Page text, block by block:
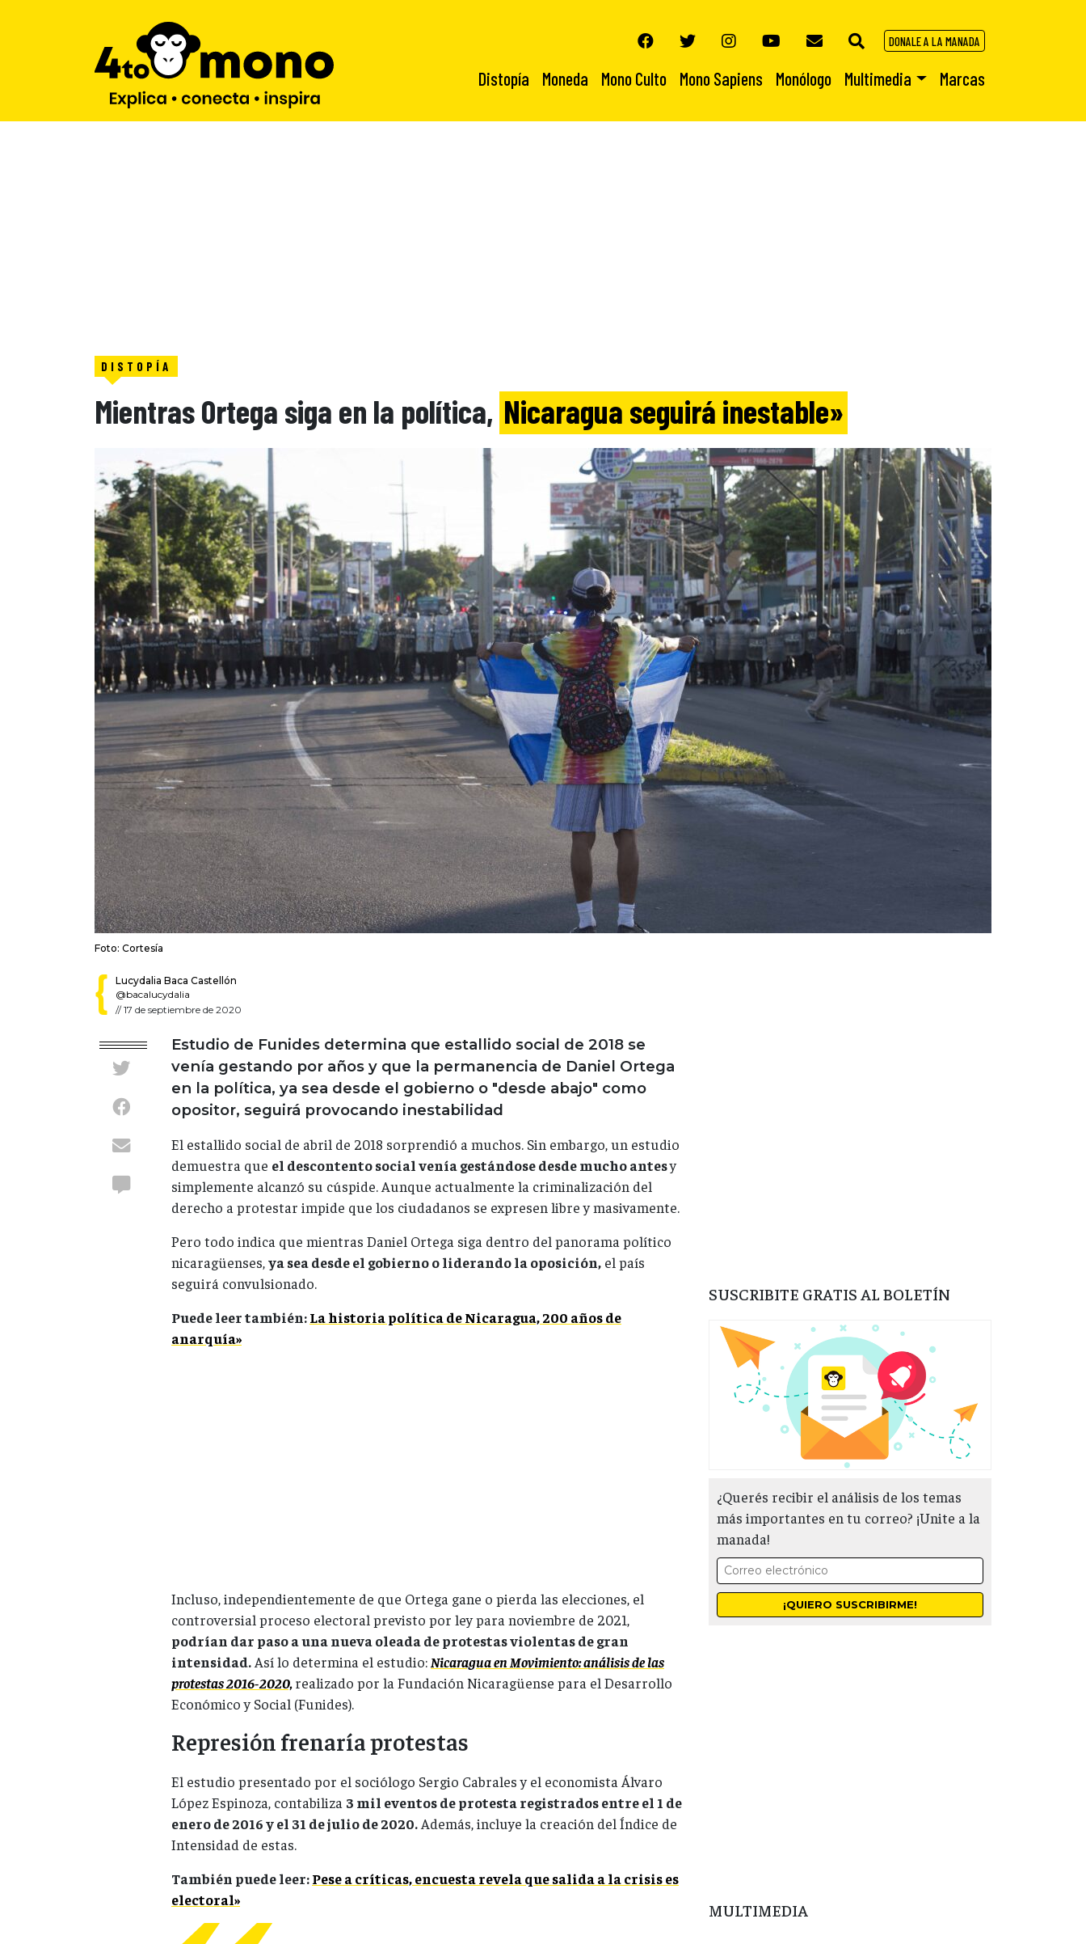
DONALE A LA MANADA
Distopía Moneda Mono Culto Mono Sapiens Monólogo Multimedia Marcas
DISTOPÍA
Mientras Ortega siga en la política, Nicaragua seguirá inestable»
Foto: Cortesía
Lucydalia Baca Castellón
@bacalucydalia
//17 de septiembre de 2020
Estudio de Funides determina que estallido social de 2018 se
venía gestando por años y que la permanencia de Daniel Ortega
en la política, ya sea desde el gobierno o "desde abajo" como
opositor, seguirá provocando inestabilidad
El estallido social de abril de 2018 sorprendió a muchos. Sin embargo, un estudio
demuestra que el descontento social venía gestándose desde mucho antesy
simplemente alcanzó su cúspide. Aunque actualmente la criminalización del
derecho a protestar impide que los ciudadanos se expresen libre y masivamente.
Pero todo indica que mientras Daniel Ortega siga dentro del panorama político
nicaragüenses,ya sea desde el gobierno o liderando la oposición, el país
seguirá convulsionado.
Puede leer también:La historia política de Nicaragua, 200 años de
anarquía»
Incluso, independientemente de que Ortega gane o pierda las elecciones, el
controversial proceso electoral previsto por ley para noviembre de 2021,
podrían dar paso a una nueva oleada de protestas violentas de gran
intensidad. Así lo determina el estudio: Nicaragua en Movimiento: análisis de las
protestas 2016-2020,realizado por la Fundación Nicaragüense para el Desarrollo
Económico y Social (Funides).
Represión frenaría protestas
El estudio presentado por el sociólogo Sergio Cabrales y el economista Álvaro
López Espinoza, contabiliza 3 mil eventos de protesta registrados entre el 1 de
enero de 2016 y el 31 de julio de 2020. Además, incluye la creación del Índice de
Intensidad de estas.
También puede leer:Pese a críticas, encuesta revela que salida a la crisis es
electoral»
SUSCRIBITE GRATIS AL BOLETÍN
¿Querés recibir el análisis de los temas
más importantes en tu correo? ¡Unite a la
manada!
MULTIMEDIA